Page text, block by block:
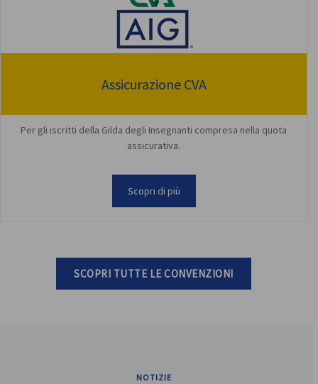
Assicurazione CVA
Per gli iscritti della Gilda degli Insegnanti compresa nella quota
assicurativa.
Scopri di più
SCOPRI TUTTE LE CONVENZIONI
NOTIZIE